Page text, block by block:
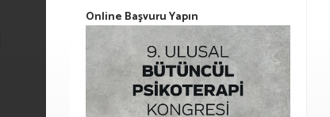
Online Başvuru Yapın